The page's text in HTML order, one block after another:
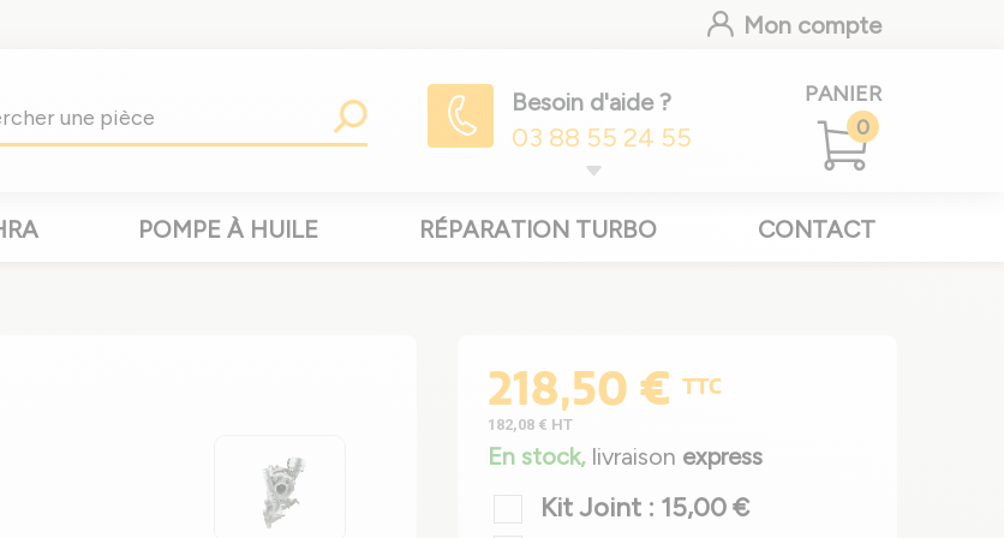
Mon compte
Besoin d'aide ?
03 88 55 24 55
PANIER
0
POMPE À HUILE RÉPARATION TURBO CONTACT
218,50 € TTC
182,08 € HT
En stock, livraison express
Kit Joint : 15,00 €